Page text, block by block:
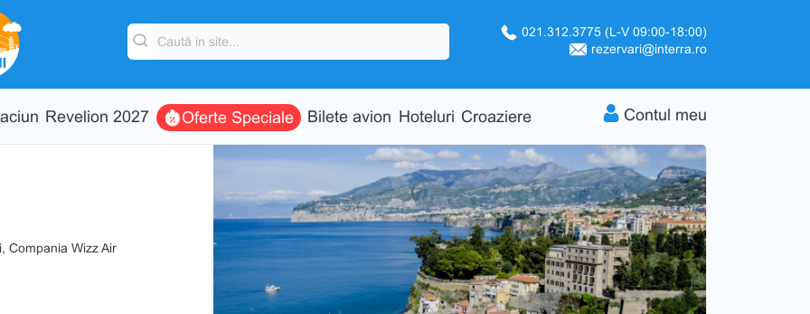
021.312.3775 (L-V 09:00-18:00)
rezervari@interra.ro
Revelion 2027 Oferte Speciale Bilete avion Hoteluri Croaziere Contul meu
Compania Wizz Air